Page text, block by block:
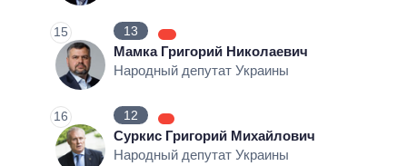
15 13
Мамка Григорий Николаевич
Народный депутат Украины
16 12
Суркис Григорий Михайлович
Народный депутат Украины